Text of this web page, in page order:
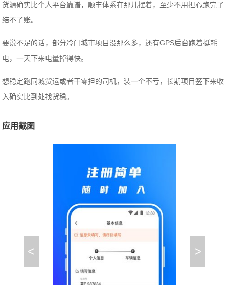
货源确实比个人平台靠谱，顺丰体系在那儿摆着，至少不用担心跑完了
结不了账。
要说不足的话，部分冷门城市项目没那么多，还有GPS后台跑着挺耗
电，一天下来电量掉得快。
想稳定跑同城货运或者干零担的司机，装一个不亏，长期项目签下来收
入确实比到处找货稳。
应用截图
< >